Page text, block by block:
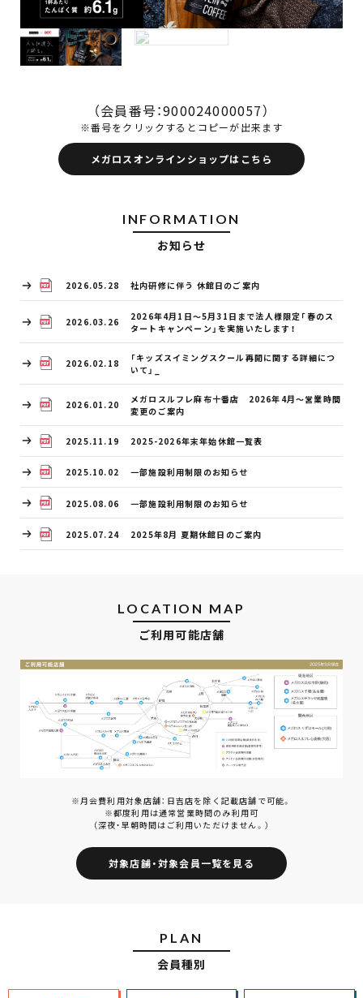
（会員番号：900024000057）
※番号をクリックするとコピーが出来ます
メガロスオンラインショップはこちら
INFORMATION
お知らせ
2026.05.28 社内研修に伴う 休館日のご案内
2026.03.26
2026年4月1日～5月31日まで法人様限定「春のス
タートキャンペーン」を実施いたします！
2026.02.18
「キッズスイミングスクール再開に関する詳細につ
いて」_
2026.01.20
メガロスルフレ麻布十番店 2026年4月～営業時間
変更のご案内
2025.11.19 2025-2026年末年始休館一覧表
2025.10.02 一部施設利用制限のお知らせ
2025.08.06 一部施設利用制限のお知らせ
2025.07.24 2025年8月 夏期休館日のご案内
LOCATION MAP
ご利用可能店舗
※月会費利用対象店舗：日吉店を除く記載店舗で可能。
※都度利用は通常営業時間のみ利用可
（深夜・早朝時間はご利用いただけません。）
対象店舗・対象会員一覧を見る
PLAN
会員種別